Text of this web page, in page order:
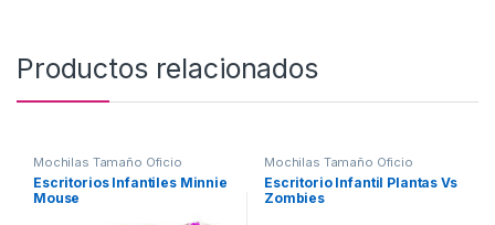
Productos relacionados
Mochilas Tamaño Oficio
Escritorios Infantiles Minnie
Mouse
Mochilas Tamaño Oficio
Escritorio Infantil Plantas Vs
Zombies